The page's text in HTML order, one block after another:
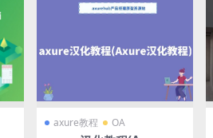
axure教程 OA